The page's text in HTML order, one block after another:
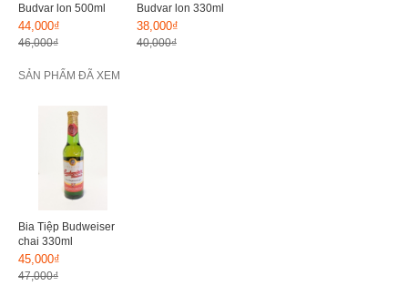
Budvar lon 500ml
44,000₫
46,000₫
Budvar lon 330ml
38,000₫
40,000₫
SẢN PHẨM ĐÃ XEM
Bia Tiệp Budweiser
chai 330ml
45,000₫
47,000₫